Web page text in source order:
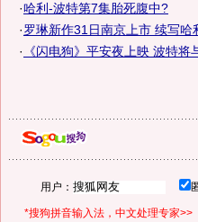
·哈利-波特第7集胎死腹中?
·罗琳新作31日南京上市 续写哈
·
《闪电狗》平安夜上映 波特将
用户：
*搜狗拼音输入法，中文处理专家>>